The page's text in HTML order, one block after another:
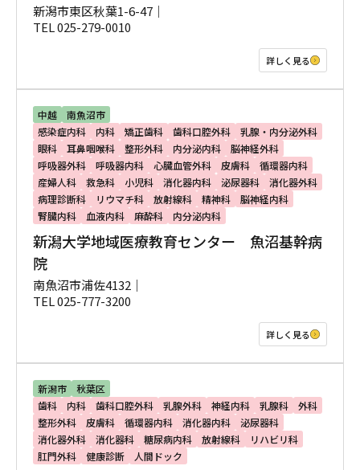
新潟市東区秋葉1-6-47｜
TEL 025-279-0010
詳しく見る
中越
南魚沼市
感染症内科
内科 矯正歯科 歯科口腔外科
乳腺・内分泌外科
眼科
耳鼻咽喉科 整形外科 内分泌内科
脳神経外科
呼吸器外科
呼吸器内科 心臓血管外科 皮膚科
循環器内科
産婦人科
救急科 小児科 消化器内科 泌尿器科
消化器外科
病理診断科
リウマチ科 放射線科 精神科
脳神経内科
腎臓内科
血液内科 麻酔科 内分泌内科
新潟大学地域医療教育センター 魚沼基幹病
院
南魚沼市浦佐4132｜
TEL 025-777-3200
詳しく見る
新潟市
秋葉区
歯科
内科 歯科口腔外科 乳腺外科 神経内科 乳腺科
外科
整形外科
皮膚科 循環器内科 消化器内科
泌尿器科
消化器外科
消化器科 糖尿病内科 放射線科
リハビリ科
肛門外科
健康診断 人間ドック